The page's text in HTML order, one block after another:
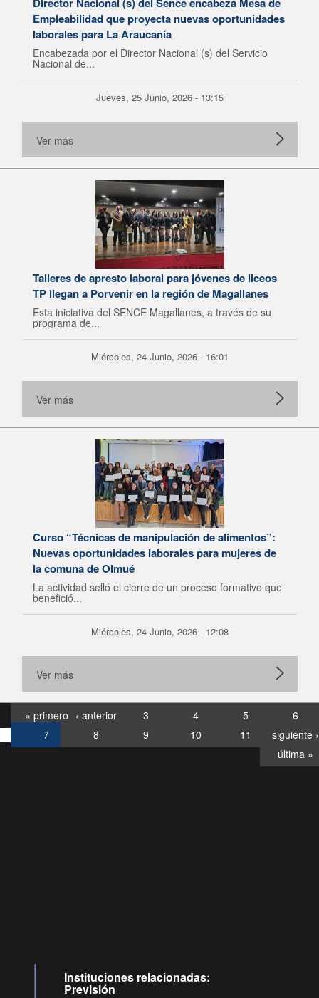
Empleabilidad que proyecta nuevas oportunidades
laborales para La Araucanía
Encabezada por el Director Nacional (s) del Servicio
Nacional de...
Jueves, 25 Junio, 2026 - 13:15
Ver más
Talleres de apresto laboral para jóvenes de liceos
TP llegan a Porvenir en la región de Magallanes
Esta iniciativa del SENCE Magallanes, a través de su
programa de...
Miércoles, 24 Junio, 2026 - 16:01
Ver más
Curso “Técnicas de manipulación de alimentos”:
Nuevas oportunidades laborales para mujeres de
la comuna de Olmué
La actividad selló el cierre de un proceso formativo que
benefició...
Miércoles, 24 Junio, 2026 - 12:08
Ver más
« primero ‹ anterior 3 4 5
6
7
8 9 10 11
siguiente ›
última »
Instituciones relacionadas:
Previsión